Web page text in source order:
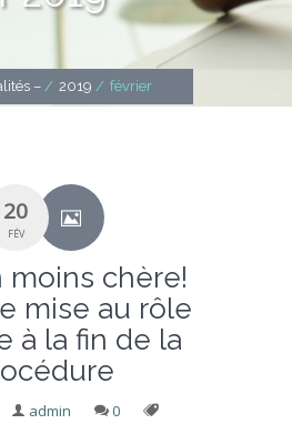
– / 2019 / février
20
FÉV
moins chère!
mise au rôle
à la fin de la
admin 0